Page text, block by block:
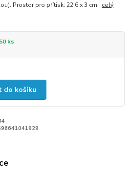
Prostor pro přítisk: 22,6 x 3 cm celý
ks
do košíku